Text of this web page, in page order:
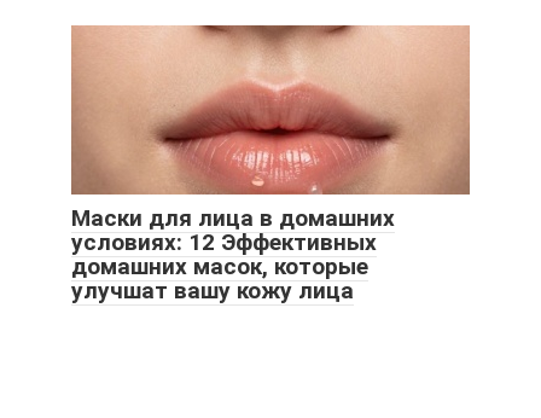
Маски для лица в домашних
условиях: 12 Эффективных
домашних масок, которые
улучшат вашу кожу лица